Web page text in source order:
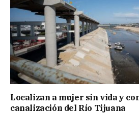
Localizan a mujer sin vida y
canalización del Río Tijuana